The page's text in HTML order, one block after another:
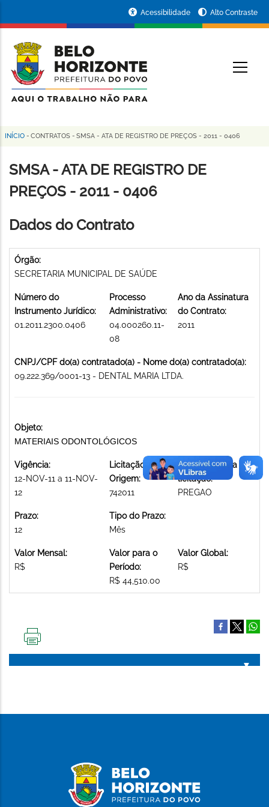
conteúdo
principal
da
Prefeitura
de
Horizonte
Acessibilidade Alto Contraste
Trilha
de
navegação
INÍCIO - CONTRATOS - SMSA - ATA DE REGISTRO DE PREÇOS - 2011 - 0406
SMSA - ATA DE REGISTRO DE
PREÇOS - 2011 - 0406
Dados do Contrato
Órgão:
SECRETARIA MUNICIPAL DE SAÚDE
Número do
Instrumento Jurídico:
01.2011.2300.0406
Processo
Administrativo:
04.000260.11-
08
Ano da Assinatura
do Contrato:
2011
CNPJ/CPF do(a) contratado(a) - Nome do(a) contratado(a):
09.222.369/0001-13 - DENTAL MARIA LTDA.
Objeto:
MATERIAIS ODONTOLÓGICOS
Vigência:
12-NOV-11 a 11-NOV-
12
Licitação de
Origem:
742011
Modalidade da
licitação:
PREGAO
Prazo:
12
Tipo do Prazo:
Mês
Valor Mensal:
R$
Valor para o
Período:
R$ 44,510.00
Valor Global:
R$
PÁGINA